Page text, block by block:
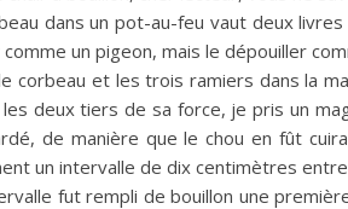
dans un pot-au-feu vaut deux
un pigeon, mais le dépouiller
corbeau et les trois ramiers dans la
deux tiers de sa force, je pris un
de manière que le chou en fût
un intervalle de dix centimètres
fut rempli de bouillon une